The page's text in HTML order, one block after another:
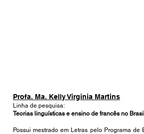
Profa. Ma. Kelly Virginia Martins
Linha de pesquisa:
Teorias linguísticas e ensino de francês no Brasil
Possui mestrado em Letras pelo Programa de